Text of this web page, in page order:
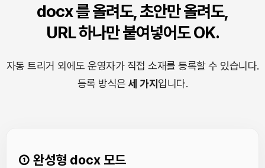
docx 를 올려도, 초안만 올려도,
URL 하나만 붙여넣어도 OK.
자동 트리거 외에도 운영자가 직접 소재를 등록할 수 있습니다.
등록 방식은세 가지입니다.
① 완성형 docx 모드